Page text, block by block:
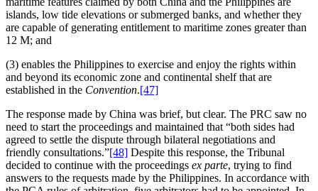
islands, low tide elevations or submerged banks, and whether they
are capable of generating entitlement to maritime zones greater than
12 M; and
(3) enables the Philippines to exercise and enjoy the rights within
and beyond its economic zone and continental shelf that are
established in the Convention.[47]
The response made by China was brief, but clear. The PRC saw no
need to start the proceedings and maintained that “both sides had
agreed to settle the dispute through bilateral negotiations and
friendly consultations.”[48] Despite this response, the Tribunal
decided to continue with the proceedings ex parte, trying to find
answers to the requests made by the Philippines. In accordance with